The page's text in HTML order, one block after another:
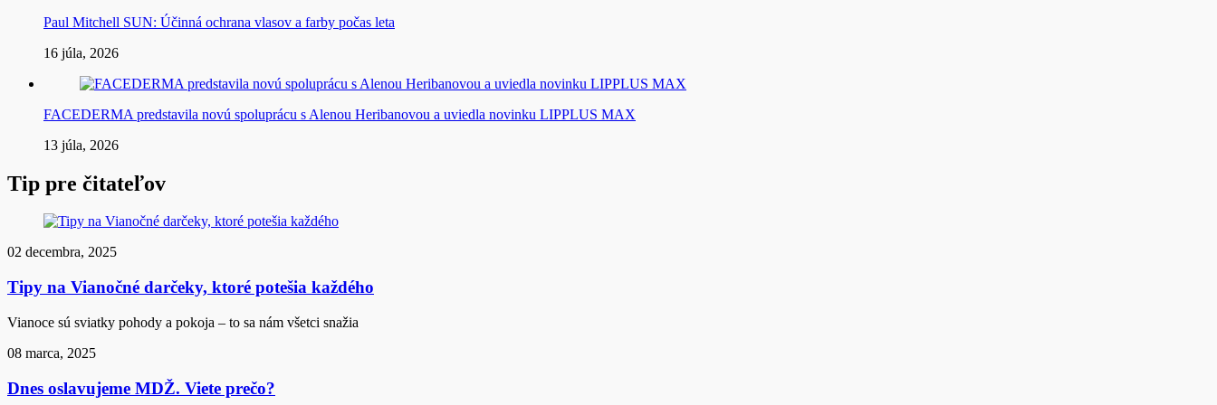
Paul Mitchell SUN: Účinná ochrana vlasov a farby počas leta
16 júla, 2026
FACEDERMA predstavila novú spoluprácu s Alenou Heribanovou a uviedla novinku LIPPLUS MAX
13 júla, 2026
Tip pre čitateľov
02 decembra, 2025
Tipy na Vianočné darčeky, ktoré potešia každého
Vianoce sú sviatky pohody a pokoja – to sa nám všetci snažia
08 marca, 2025
Dnes oslavujeme MDŽ. Viete prečo?